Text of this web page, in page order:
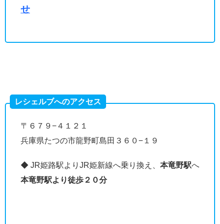
せ
レシェルブへのアクセス
〒６７９−４１２１
兵庫県たつの市龍野町島田３６０−１９
◆ JR姫路駅よりJR姫新線へ乗り換え、 本竜野駅へ
本竜野駅より徒歩２０分